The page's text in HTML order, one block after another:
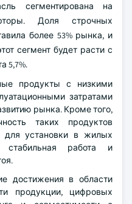
сегментирована на
Доля строчных
более 53% рынка, и
сегмент будет расти с
5,7%.
продукты с низкими
затратами
рынка. Кроме того,
таких продуктов
установки в жилых
работа и
достижения в области
продукции, цифровых